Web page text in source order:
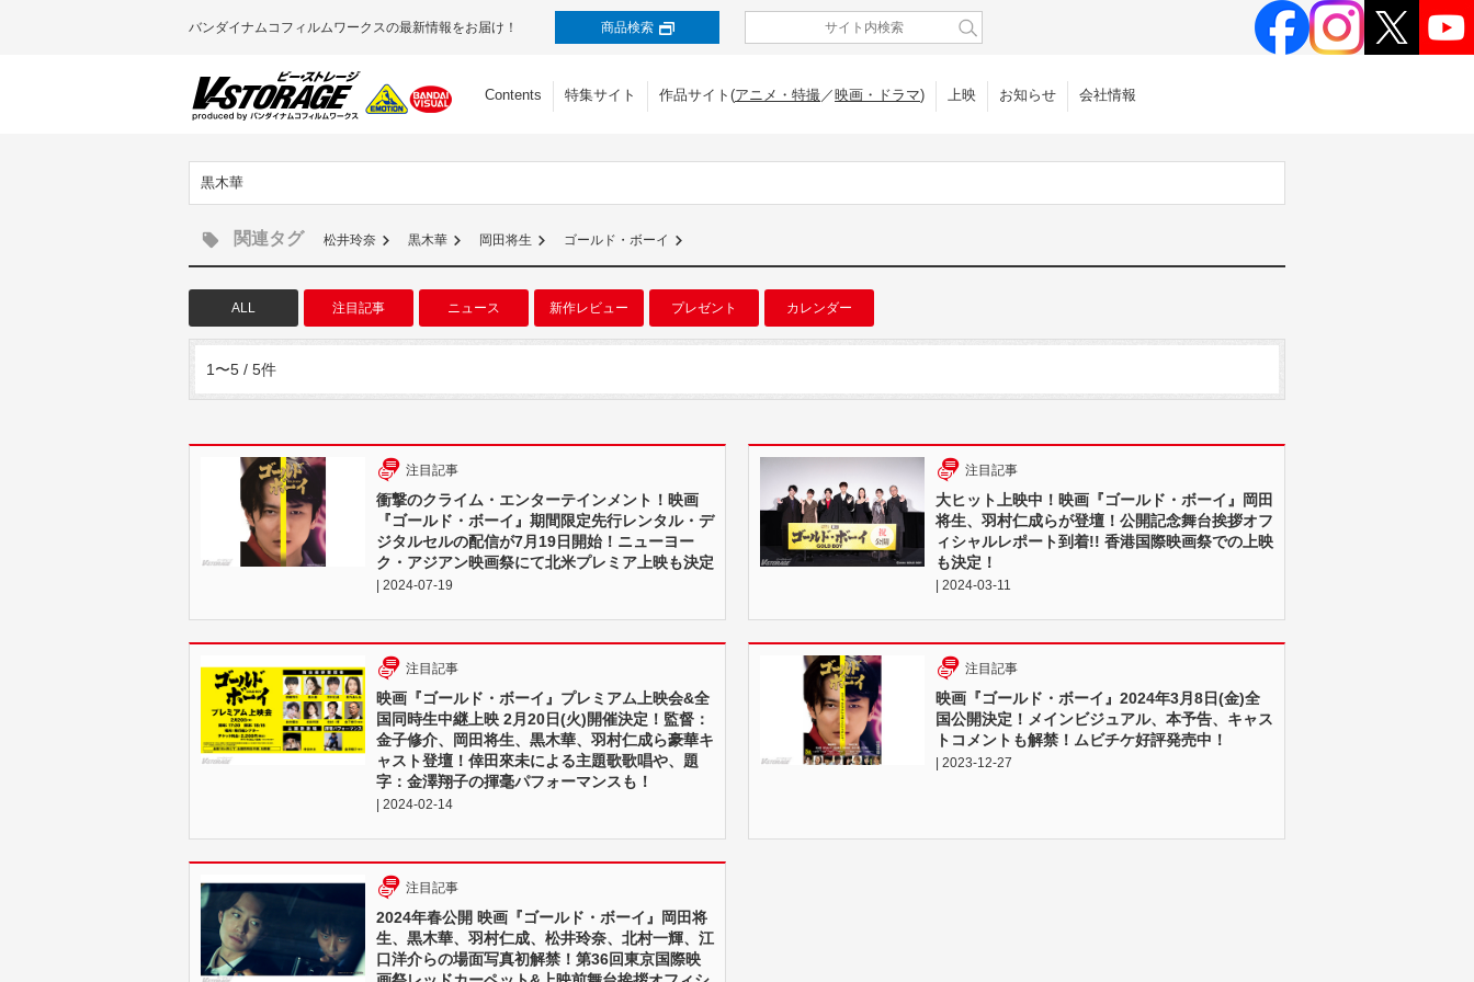
バンダイナムコフィルムワークスの最新情報をお届け！ 商品検索
Contents 特集サイト 作品サイト(アニメ・特撮／映画・ドラマ) 上映 お知らせ 会社情報
黒木華
関連タグ 松井玲奈 黒木華 岡田将生 ゴールド・ボーイ
ALL 注目記事 ニュース 新作レビュー プレゼント カレンダー
1〜5 / 5件
注目記事
衝撃のクライム・エンターテインメント！映画
『ゴールド・ボーイ』期間限定先行レンタル・デ
ジタルセルの配信が7月19日開始！ニューヨー
ク・アジアン映画祭にて北米プレミア上映も決定
| 2024-07-19
注目記事
⼤ヒット上映中！映画『ゴールド・ボーイ』岡⽥
将⽣、⽻村仁成らが登壇！公開記念舞台挨拶オフ
ィシャルレポート到着!! ⾹港国際映画祭での上映
も決定！
| 2024-03-11
注目記事
映画『ゴールド・ボーイ』プレミアム上映会&全
国同時生中継上映 2月20日(火)開催決定！監督：
金子修介、岡田将生、黒木華、羽村仁成ら豪華キ
ャスト登壇！倖田來未による主題歌歌唱や、題
字：金澤翔子の揮毫パフォーマンスも！
| 2024-02-14
注目記事
映画『ゴールド・ボーイ』2024年3月8日(金)全
国公開決定！メインビジュアル、本予告、キャス
トコメントも解禁！ムビチケ好評発売中！
| 2023-12-27
注目記事
2024年春公開 映画『ゴールド・ボーイ』岡田将
生、黒木華、羽村仁成、松井玲奈、北村一輝、江
口洋介らの場面写真初解禁！第36回東京国際映